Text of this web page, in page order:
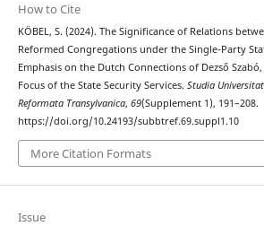
How to Cite
KÖBEL, S. (2024). The Significance of Relations
Reformed Congregations under the Single-Party
Emphasis on the Dutch Connections of Dezső
Focus of the State Security Services. Studia
Reformata Transylvanica, 69(Supplement 1), 191–208.
https://doi.org/10.24193/subbtref.69.suppl1.10
More Citation Formats
Issue